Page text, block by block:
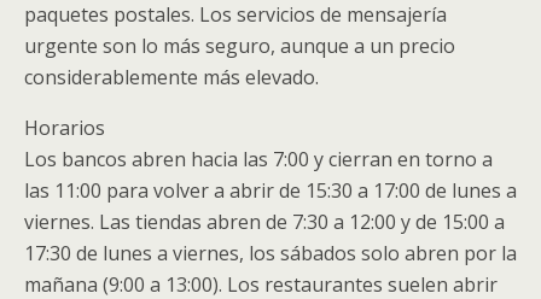
paquetes postales. Los servicios de mensajería
urgente son lo más seguro, aunque a un precio
considerablemente más elevado.
Horarios
Los bancos abren hacia las 7:00 y cierran en torno a
las 11:00 para volver a abrir de 15:30 a 17:00 de lunes a
viernes. Las tiendas abren de 7:30 a 12:00 y de 15:00 a
17:30 de lunes a viernes, los sábados solo abren por la
mañana (9:00 a 13:00). Los restaurantes suelen abrir